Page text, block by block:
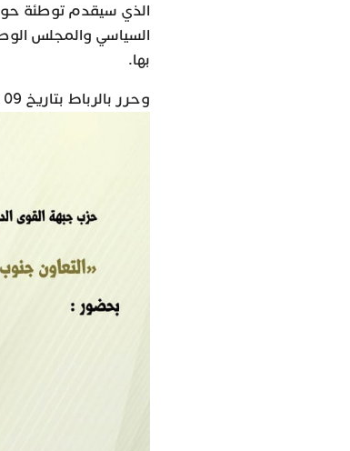
الذي سيقدم توطئة
السياسي والمجلس
بها.
وحرر بالرباط بتاريخ 09 يونيو 2023.